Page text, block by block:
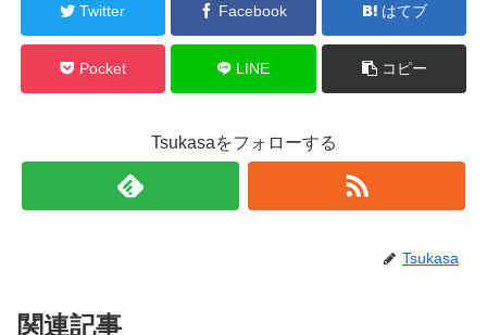
Twitter Facebook はてブ
Pocket LINE コピー
Tsukasaをフォローする
Tsukasa
関連記事